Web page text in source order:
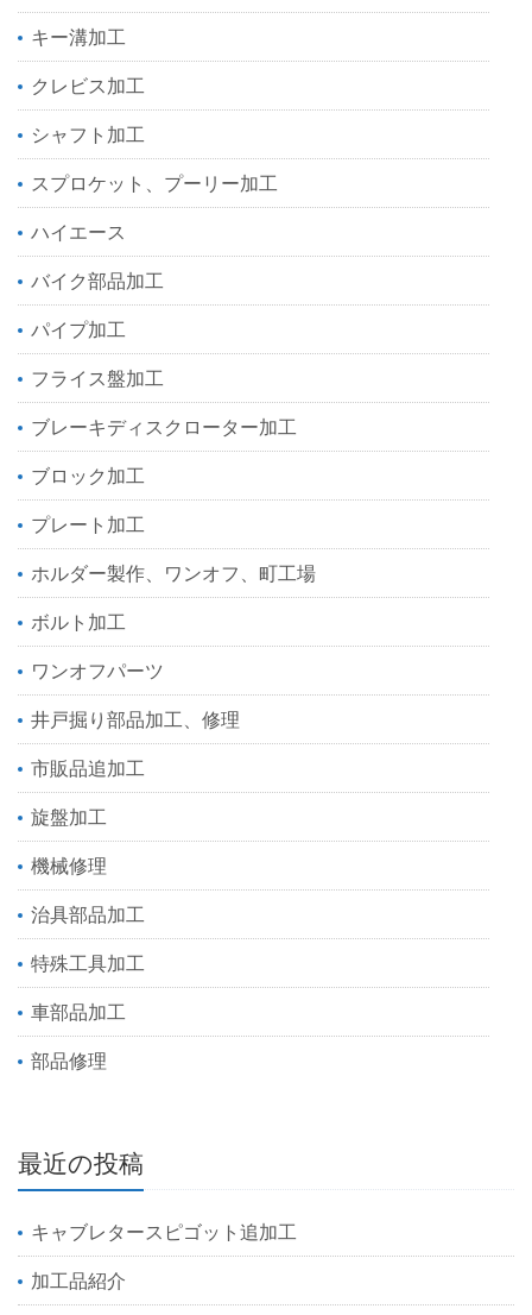
キー溝加工
クレビス加工
シャフト加工
スプロケット、プーリー加工
ハイエース
バイク部品加工
パイプ加工
フライス盤加工
ブレーキディスクローター加工
ブロック加工
プレート加工
ホルダー製作、ワンオフ、町工場
ボルト加工
ワンオフパーツ
井戸掘り部品加工、修理
市販品追加工
旋盤加工
機械修理
治具部品加工
特殊工具加工
車部品加工
部品修理
最近の投稿
キャブレタースピゴット追加工
加工品紹介